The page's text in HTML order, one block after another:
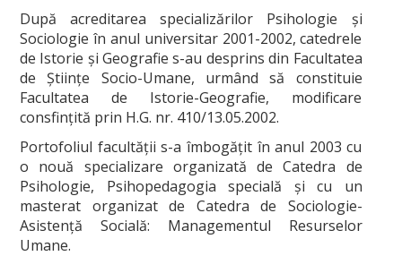
După acreditarea specializărilor Psihologie şi
Sociologie în anul universitar 2001-2002, catedrele
de Istorie şi Geografie s-au desprins din Facultatea
de Ştiinţe Socio-Umane, urmând să constituie
Facultatea de Istorie-Geografie, modificare
consfinţită prin H.G. nr. 410/13.05.2002.
Portofoliul facultăţii s-a îmbogăţit în anul 2003 cu
o nouă specializare organizată de Catedra de
Psihologie, Psihopedagogia specială şi cu un
masterat organizat de Catedra de Sociologie-
Asistenţă Socială: Managementul Resurselor
Umane.